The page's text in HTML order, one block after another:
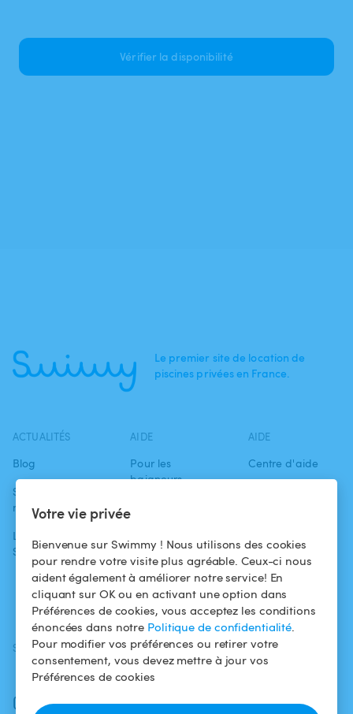
Votre vie privée
Bienvenue sur Swimmy ! Nous utilisons des cookies
pour rendre votre visite plus agréable. Ceux-ci nous
aident également à améliorer notre service! En
cliquant sur OK ou en activant une option dans
Préférences de cookies, vous acceptez les conditions
énoncées dans notre Politique de confidentialité.
Pour modifier vos préférences ou retirer votre
consentement, vous devez mettre à jour vos
Préférences de cookies
Vérifier la disponibilité
Le premier site de location de
piscines privées en France.
ACTUALITÉS
Blog
Swimmy dans les
médias
L'aventure
Swimmy
AIDE
Pour les
baigneurs
Louer ma piscine
Comment ça
marche ?
AIDE
Centre d'aide
confidentialité
Mentions légales
SUIVEZ-NOUS
Facebook
Instagram
TÉLÉCHARGEZ L'APP